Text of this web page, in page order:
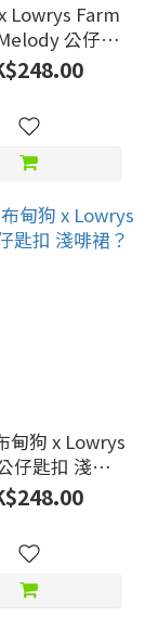
Lowrys Farm
公仔匙
扣 水泡
甸狗 x Lowrys
仔匙扣 淺啡
裙？